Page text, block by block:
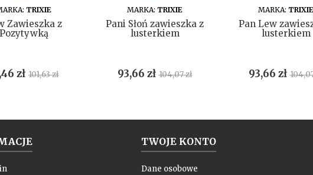
DO KOSZYKA
TRIXIE
Zawieszka z
zł Cena
101,63 zł
DO KOSZYKA
MARKA: TRIXIE
Pani Słoń zawieszka z
lusterkiem
Cena
93,66 zł Cena
104,07 zł
DO KOSZYKA
MARKA: TRIXIE
Pan Lew
lusterkiem
Cena
93,66 zł Cena
TWOJE KONTO
Dane osobowe